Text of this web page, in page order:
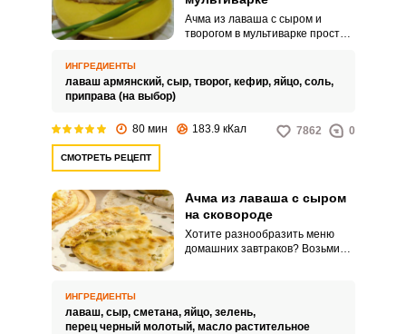
Ачма из лаваша с сыром и
творогом в мультиварке прост
условиях приготовить
предлагается сделать ее из
лаваша и запечь в мультиварке.
ИНГРЕДИЕНТЫ
лаваш армянский, сыр, творог, кефир, яйцо, соль,
приправа (на выбор)
80 мин 183.9 кКал 7862 0
СМОТРЕТЬ РЕЦЕПТ
Ачма из лаваша с сыром
на сковороде
Хотите разнообразить меню
домашних завтраков? Возьмите
блюдо обязательно порадует
ваших родных.
ИНГРЕДИЕНТЫ
лаваш, сыр, сметана, яйцо, зелень,
перец черный молотый, масло растительное